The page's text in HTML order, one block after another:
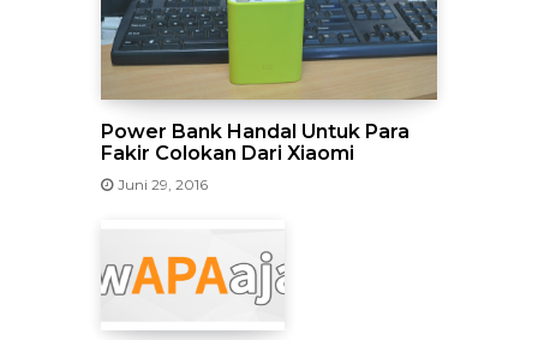
Power Bank Handal Untuk Para
Fakir Colokan Dari Xiaomi
Juni 29, 2016